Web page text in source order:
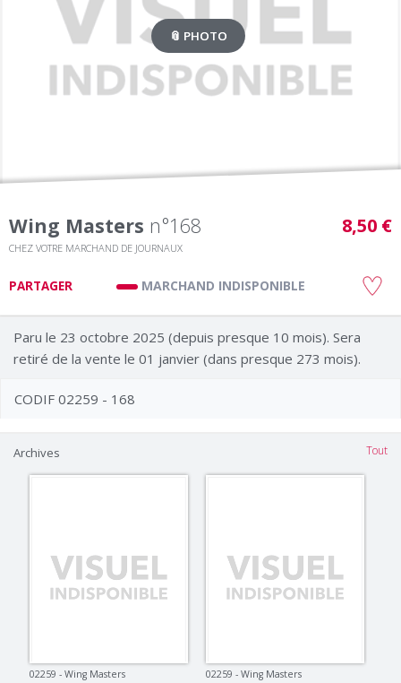
📎 PHOTO
Wing Masters n°168
CHEZ VOTRE MARCHAND DE JOURNAUX
8,50 €
PARTAGER MARCHAND INDISPONIBLE
Paru le 23 octobre 2025 (depuis presque 10 mois). Sera
retiré de la vente le 01 janvier (dans presque 273 mois).
CODIF 02259 - 168
Archives Tout
02259 - Wing Masters 02259 - Wing Masters